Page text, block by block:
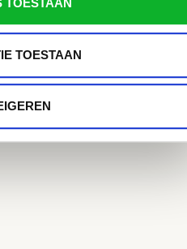
TOESTAAN
TOESTAAN
vind snel de